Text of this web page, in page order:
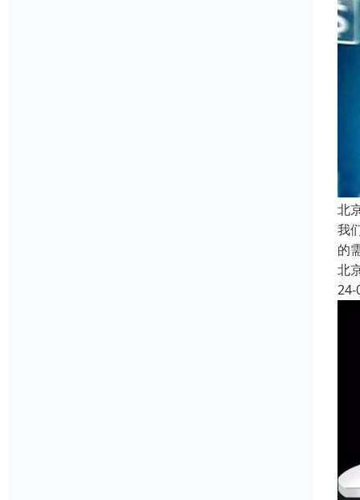
北
我
的
北
24-